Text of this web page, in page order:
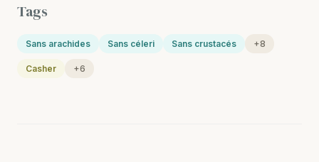
Tags
Sans arachides Sans céleri Sans crustacés +8
Casher +6